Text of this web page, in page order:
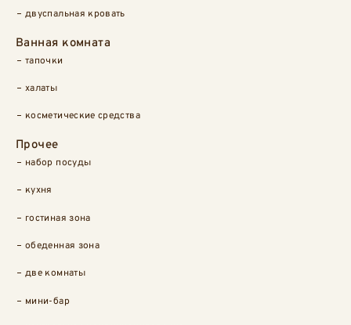
двуспальная кровать
Ванная комната
тапочки
халаты
косметические средства
Прочее
набор посуды
кухня
гостиная зона
обеденная зона
две комнаты
мини-бар